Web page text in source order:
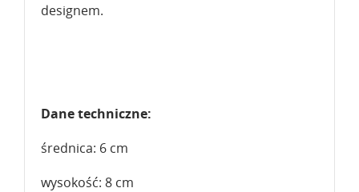
designem.
Dane techniczne:
średnica: 6 cm
wysokość: 8 cm